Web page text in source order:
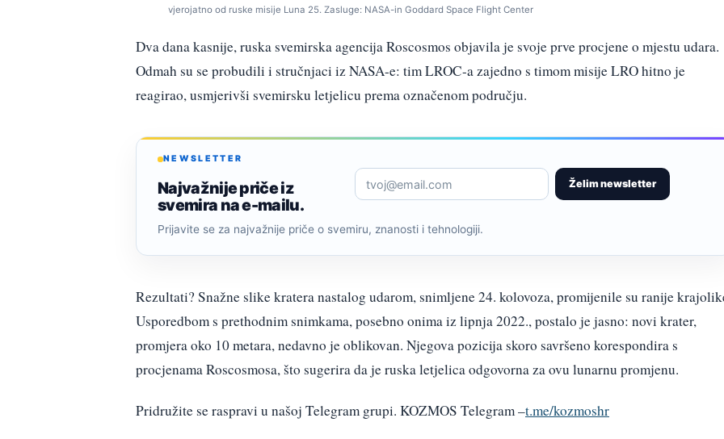
vjerojatno od ruske misije Luna 25. Zasluge: NASA-in Goddard Space Flight Center
Dva dana kasnije, ruska svemirska agencija Roscosmos objavila je svoje prve procjene o mjestu udara.
Odmah su se probudili i stručnjaci iz NASA-e: tim LROC-a zajedno s timom misije LRO hitno je
reagirao, usmjerivši svemirsku letjelicu prema označenom području.
NEWSLETTER
Najvažnije priče iz
svemira na e-mailu.
Želim newsletter
Prijavite se za najvažnije priče o svemiru, znanosti i tehnologiji.
Rezultati? Snažne slike kratera nastalog udarom, snimljene 24. kolovoza, promijenile su ranije
Usporedbom s prethodnim snimkama, posebno onima iz lipnja 2022., postalo je jasno: novi krater,
promjera oko 10 metara, nedavno je oblikovan. Njegova pozicija skoro savršeno korespondira s
procjenama Roscosmosa, što sugerira da je ruska letjelica odgovorna za ovu lunarnu promjenu.
Pridružite se raspravi u našoj Telegram grupi. KOZMOS Telegram –t.me/kozmoshr